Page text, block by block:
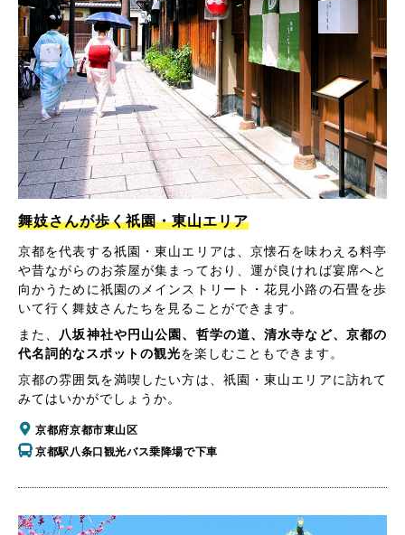
舞妓さんが歩く祇園・東山エリア
京都を代表する祇園・東山エリアは、京懐石を味わえる料亭
や昔ながらのお茶屋が集まっており、運が良ければ宴席へと
向かうために祇園のメインストリート・花見小路の石畳を歩
いて行く舞妓さんたちを見ることができます。
また、
八坂神社や円山公園、哲学の道、清水寺など、京都の
代名詞的なスポットの観光を楽しむこともできます。
京都の雰囲気を満喫したい方は、祇園・東山エリアに訪れて
みてはいかがでしょうか。
京都府京都市東山区
京都駅八条口観光バス乗降場で下車